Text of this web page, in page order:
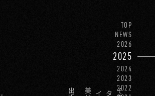
TOP
NEWS
2026
2025
2024
2023
2022
出
美 イ
タ
そ